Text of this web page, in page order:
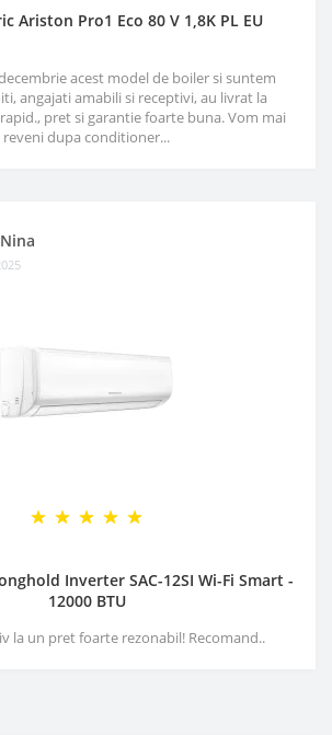
Ariston Pro1 Eco 80 V 1,8K PL EU
acest model de boiler si suntem
angajati amabili si receptivi, au livrat la
pret si garantie foarte buna. Vom mai
reveni dupa conditioner...
Inverter SAC-12SI Wi-Fi Smart -
12000 BTU
la un pret foarte rezonabil! Recomand..